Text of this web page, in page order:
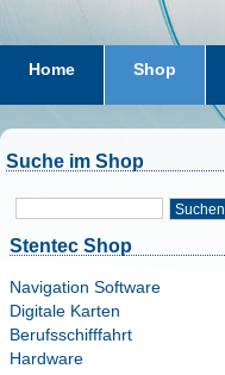
Home Shop
Suche im Shop
Suchen
Stentec Shop
Navigation Software
Digitale Karten
Berufsschifffahrt
Hardware